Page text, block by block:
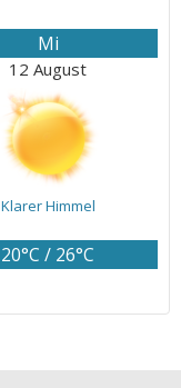
Mi
12 August
Klarer Himmel
20°C / 26°C